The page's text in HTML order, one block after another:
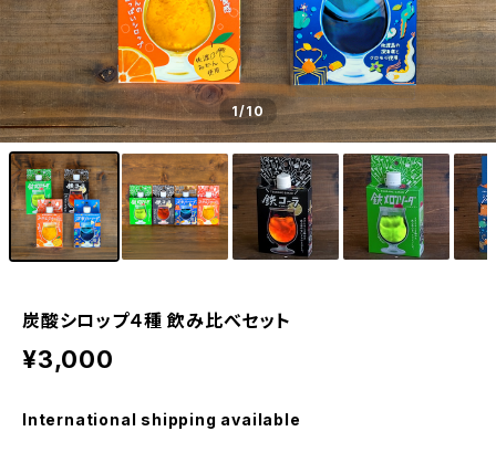
1/10
炭酸シロップ４種 飲み比べセット
¥3,000
International shipping available